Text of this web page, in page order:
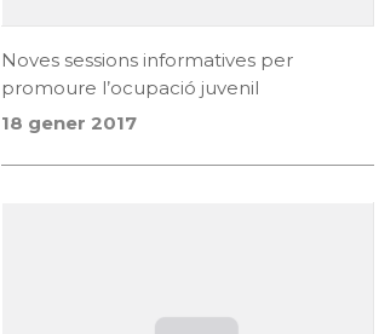
Noves sessions informatives per
promoure l’ocupació juvenil
18 gener 2017